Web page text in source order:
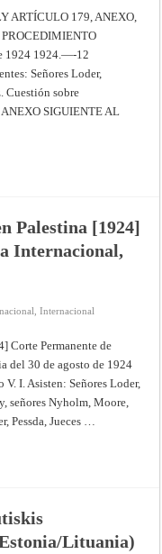
ARTÍCULO 179, ANEXO,
1924 1924.—-12
Señores Loder,
Cuestión sobre
SIGUIENTE AL
Palestina [1924]
Internacional,
,Internacional
Corte Permanente de
del 30 de agosto de 1924
I. Asisten: Señores Loder,
señores Nyholm, Moore,
Pessda, Jueces …
Lituania)